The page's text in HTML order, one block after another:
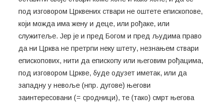
под изговором Црквених ствари не оштете епископове,
који можда има жену и деце, или рођаке, или
служитеље. Јер је и пред Богом и пред људима право
да ни Црква не претрпи неку штету, незнањем ствари
епископових, нити да епископу или његовим рођацима,
под изговором Цркве, буде одузет иметак, или да
западну у невоље (нпр. дугове) његови
заинтересовани (= сродници), те (тако) смрт његова